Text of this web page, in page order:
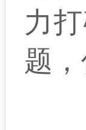
力
题
空